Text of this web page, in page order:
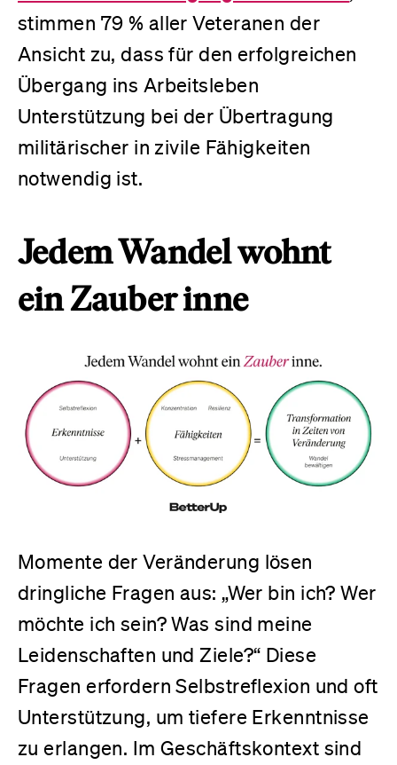
stimmen 79 % aller Veteranen der
Ansicht zu, dass für den erfolgreichen
Übergang ins Arbeitsleben
Unterstützung bei der Übertragung
militärischer in zivile Fähigkeiten
notwendig ist.
Jedem Wandel wohnt
ein Zauber inne
Momente der Veränderung lösen
dringliche Fragen aus: „Wer bin ich? Wer
möchte ich sein? Was sind meine
Leidenschaften und Ziele?“ Diese
Fragen erfordern Selbstreflexion und oft
Unterstützung, um tiefere Erkenntnisse
zu erlangen. Im Geschäftskontext sind